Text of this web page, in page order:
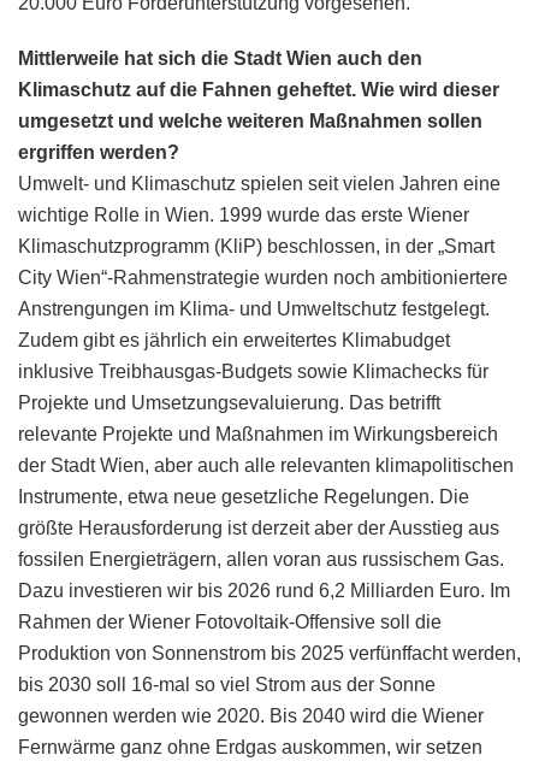
Mittlerweile hat sich die Stadt Wien auch den
Klimaschutz auf die Fahnen geheftet. Wie wird dieser
umgesetzt und welche weiteren Maßnahmen sollen
ergriffen werden?
Umwelt- und Klimaschutz spielen seit vielen Jahren eine
wichtige Rolle in Wien. 1999 wurde das erste Wiener
Klimaschutzprogramm (KliP) beschlossen, in der „Smart
City Wien“-Rahmen­strategie wurden noch ambitioniertere
Anstrengungen im Klima- und Umweltschutz festgelegt.
Zudem gibt es jährlich ein erweitertes Klimabudget
inklusive Treibhausgas-Budgets sowie Klimachecks für
Projekte und Umsetzungsevaluierung. Das betrifft
relevante Projekte und Maßnahmen im Wirkungsbereich
der Stadt Wien, aber auch alle relevanten klimapolitischen
Instrumente, etwa neue gesetzliche Regelungen. Die
größte Herausforderung ist derzeit aber der Ausstieg aus
fossilen Energieträgern, allen voran aus russischem Gas.
Dazu investieren wir bis 2026 rund 6,2 Milliarden Euro. Im
Rahmen der Wiener Fotovoltaik-Offensive soll die
Produktion von Sonnenstrom bis 2025 verfünffacht werden,
bis 2030 soll 16-mal so viel Strom aus der Sonne
gewonnen werden wie 2020. Bis 2040 wird die Wiener
Fernwärme ganz ohne Erdgas auskommen, wir setzen